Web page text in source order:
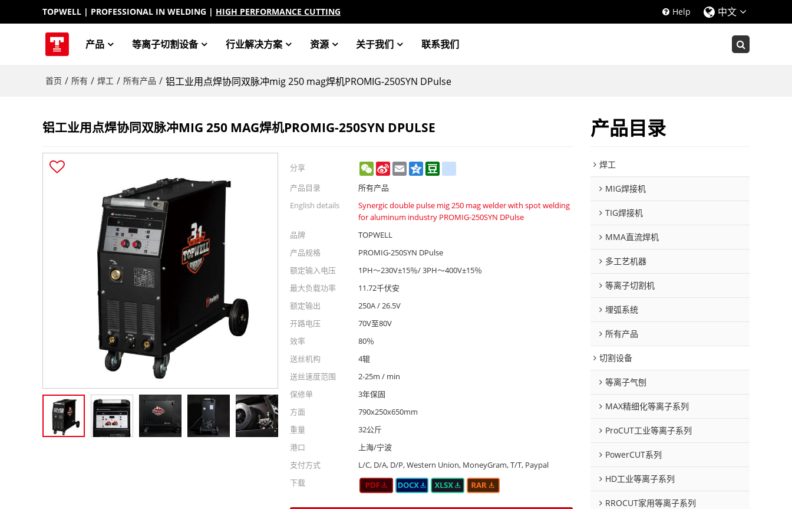
TOPWELL | PROFESSIONAL IN WELDING | HIGH PERFORMANCE CUTTING Help 中文
产品 等离子切割设备 行业解决方案 资源 关于我们 联系我们
首页 / 所有 / 焊工 / 所有产品 / 铝工业用点焊协同双脉冲mig 250 mag焊机PROMIG-250SYN DPulse
铝工业用点焊协同双脉冲MIG 250 MAG焊机PROMIG-250SYN DPULSE
分享 WeChat
Sina
Weibo
Email Qzone
产品目录
所有产品
English details
Synergic double pulse mig 250 mag welder with spot welding
for aluminum industry PROMIG-250SYN DPulse
品牌
TOPWELL
产品规格
PROMIG-250SYN DPulse
额定输入电压
1PH〜230V±15％/ 3PH〜400V±15％
最大负载功率
11.72千伏安
额定输出
250A / 26.5V
开路电压
70V至80V
效率
80％
送丝机构
4辊
送丝速度范围
2-25m / min
保修单
3年保固
方面
790x250x650mm
重量
32公斤
港口
上海/宁波
支付方式
L/C, D/A, D/P, Western Union, MoneyGram, T/T, Paypal
下载
产品目录
焊工
MIG焊接机
TIG焊接机
MMA直流焊机
多工艺机器
等离子切割机
埋弧系统
所有产品
切割设备
等离子气刨
MAX精细化等离子系列
ProCUT工业等离子系列
PowerCUT系列
HD工业等离子系列
RROCUT家用等离子系列